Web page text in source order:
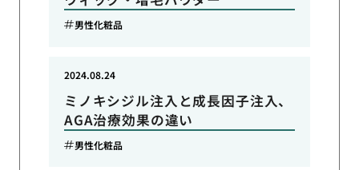
男性化粧品
ミノキシジル注入と成長因子注入、
AGA治療効果の違い
2024.08.24
男性化粧品